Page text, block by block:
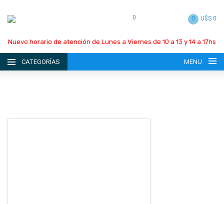
0 0 U$S 0
Nuevo horario de atención de Lunes a Viernes de 10 a 13 y 14 a 17hs
CATEGORÍAS MENU